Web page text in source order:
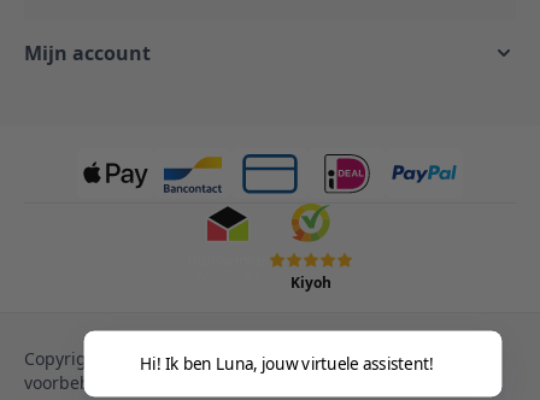
Mijn account
Kiyoh
Copyright © 2013-heden Magento. Alle rechten
voorbehouden.
Hi! Ik ben Luna, jouw virtuele assistent!